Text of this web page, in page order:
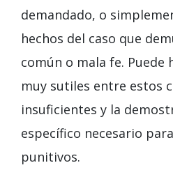
demandado, o
hechos del caso que
común o mala fe. Puede
muy sutiles entre estos
insuficientes y la
específico necesario
punitivos.